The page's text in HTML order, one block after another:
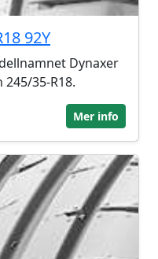
92Y
Dynaxer
35-R18.
Mer info